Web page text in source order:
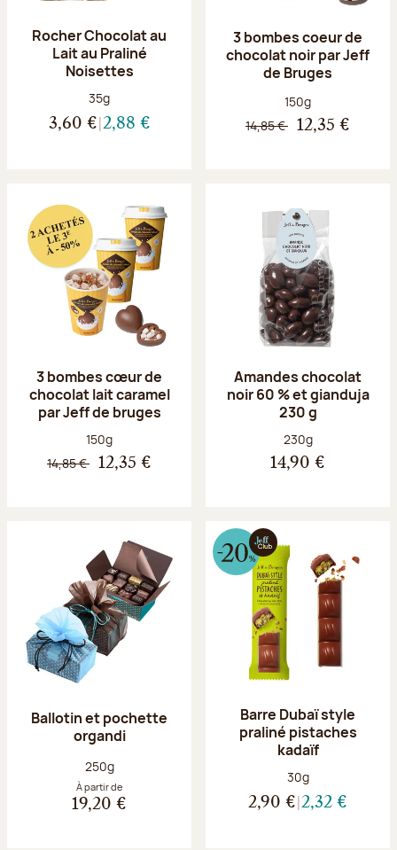
Rocher Chocolat au
Lait au Praliné
Noisettes
Poids net :
35g
3,60 € 2,88 €
3 bombes coeur de
chocolat noir par Jeff
de Bruges
Poids net :
150g
14,85 € 12,35 €
3 bombes cœur de
chocolat lait caramel
par Jeff de bruges
Poids net :
150g
14,85 € 12,35 €
Amandes chocolat
noir 60 % et gianduja
230 g
Poids net :
230g
14,90 €
Ballotin et pochette
organdi
Poids net :
250g
À partir de
19,20 €
Barre Dubaï style
praliné pistaches
kadaïf
Poids net :
30g
2,90 € 2,32 €